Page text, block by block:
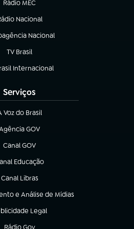
Rádio MEC
Nacional
em nova aba)
Nacional
em nova aba)
TV Brasil
(abre em nova aba)
Internacional
em nova aba)
Serviços
Voz do Brasil
em nova aba)
GOV
em nova aba)
Canal GOV
(abre em nova aba)
Educação
em nova aba)
Canal Libras
(abre em nova aba)
e Análise de Mídias
aba)
Legal
em nova aba)